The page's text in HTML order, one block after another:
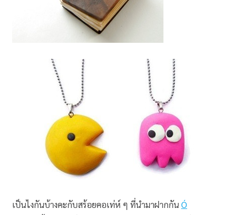
เป็นไงกันบ้างคะกับสร้อยคอเท่ห์ ๆ ที่นำมาฝากกัน Ó